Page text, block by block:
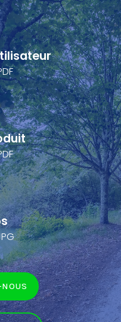
NOUS